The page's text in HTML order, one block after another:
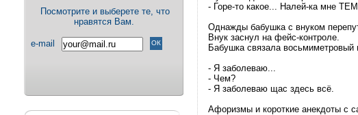
Посмотрите и выберете те, что
нравятся Вам.
e-mail
- Горе-то какое... Налей-ка мне
Однажды бабушка с внуком
Внук заснул на фейс-контроле.
Бабушка связала восьмиметровый
- Я заболеваю...
- Чем?
- Я заболеваю щас здесь всё.
Афоризмы и короткие анекдоты с